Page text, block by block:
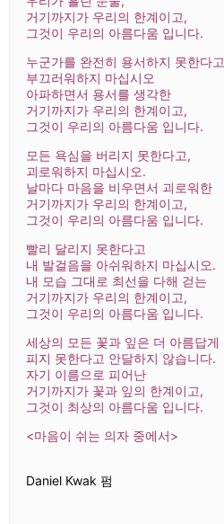
거기까지가 우리의 한계이고,
그것이 우리의 아름다움 입니다.
누군가를 완전히 용서하지 못한다고
부끄러워하지 마십시오
아파하면서 용서를 생각한
거기까지가 우리의 한계이고,
그것이 우리의 아름다움 입니다.
모든 욕심을 버리지 못한다고,
괴로워하지 마십시오.
날마다 마음을 비우면서 괴로워한
거기까지가 우리의 한계이고,
그것이 우리의 아름다움 입니다.
빨리 달리지 못한다고
내 발걸음을 아쉬워하지 마십시오.
내 모습 그대로 최선을 다해 걷는
거기까지가 우리의 한계이고,
그것이 우리의 아름다움 입니다.
세상의 모든 꽃과 잎은 더 아름답게
피지 못한다고 안달하지 않습니다.
자기 이름으로 피어난
거기까지가 꽃과 잎의 한계이고,
그것이 최상의 아름다움 입니다.
<마음이 쉬는 의자 중에서>
Daniel Kwak 펌